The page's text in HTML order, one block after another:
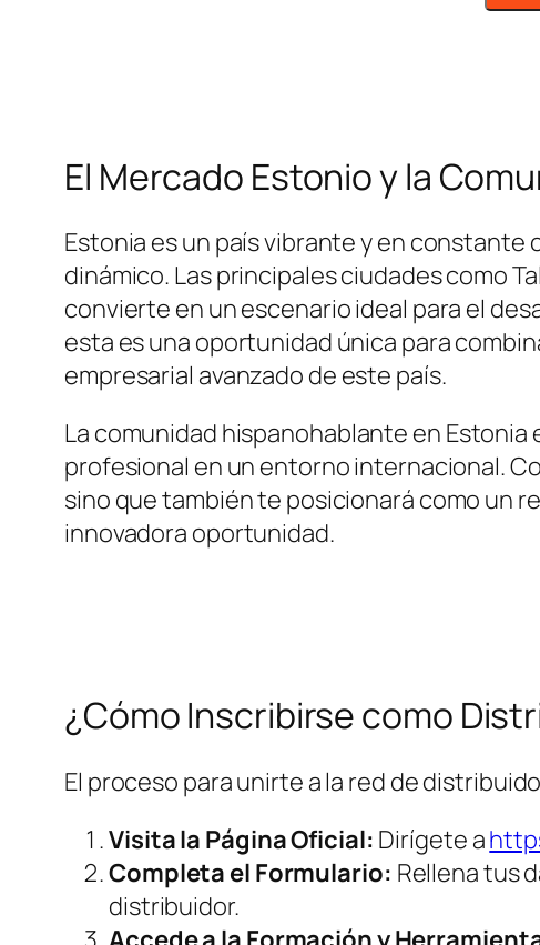
El Mercado Estonio y la
Estonia es un país vibrante y en
dinámico. Las principales ciudades como
convierte en un escenario ideal para el
esta es una oportunidad única para
empresarial avanzado de este país.
La comunidad hispanohablante en
profesional en un entorno internacional.
sino que también te posicionará como un
innovadora oportunidad.
¿Cómo Inscribirse como
El proceso para unirte a la red de
Visita la Página Oficial: Dirígete a
Completa el Formulario: Rellena tus
distribuidor.